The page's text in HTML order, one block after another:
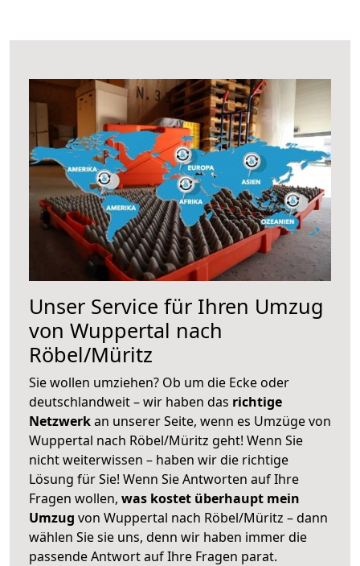
Unser Service für Ihren Umzug
von Wuppertal nach
Röbel/Müritz
Sie wollen umziehen? Ob um die Ecke oder
deutschlandweit – wir haben das richtige
Netzwerkan unserer Seite, wenn es Umzüge von
Wuppertal nach Röbel/Müritz geht! Wenn Sie
nicht weiterwissen – haben wir die richtige
Lösung für Sie! Wenn Sie Antworten auf Ihre
Fragen wollen, was kostet überhaupt mein
Umzug von Wuppertal nach Röbel/Müritz – dann
wählen Sie sie uns, denn wir haben immer die
passende Antwort auf Ihre Fragen parat.